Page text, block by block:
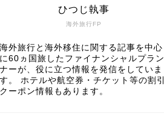
海外旅行FP
ひつじ執事
海外旅行と海外移住に関する記事を中心
に60ヵ国旅したファイナンシャルプラン
ナーが、役に立つ情報を発信をしていま
す。 ホテルや航空券・チケット等の割引
クーポン情報もあります。